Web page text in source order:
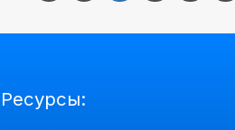
Ресурсы: